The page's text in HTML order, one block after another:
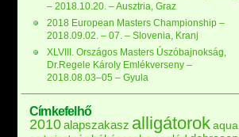
– 2018.10.20. – Ausztria, Graz
2018 European Masters Championship –
2018.09.02. – 07. – Slovenia, Kranj
XLVIII. Országos Masters Úszóbajnokság,
Dr.Regele Károly Emlékverseny –
2018.08.03–05 – Gyula
Címkefelhő
2010alapszakasz alligátorokaqua